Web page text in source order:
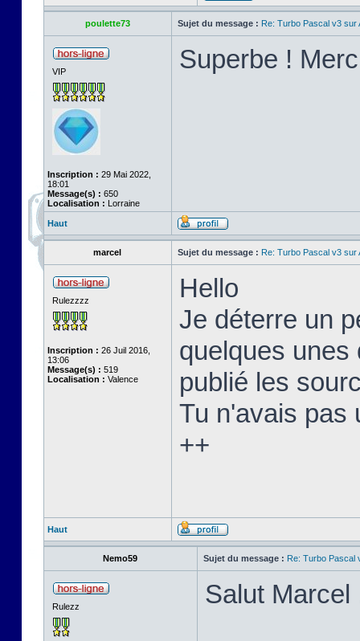
poulette73 Sujet du message : Re: Turbo Pascal v3 sur
VIP
Inscription : 29 Mai 2022,
18:01
Message(s) : 650
Localisation : Lorraine
Superbe !
Haut
marcel Sujet du message : Re: Turbo Pascal v3 sur
Rulezzzz
Inscription : 26 Juil 2016,
13:06
Message(s) : 519
Localisation : Valence
Hello
Je déterre un
quelques unes
publié les
Tu n'avais pas
++
Haut
Nemo59 Sujet du message : Re: Turbo Pascal
Rulezz Salut Marcel